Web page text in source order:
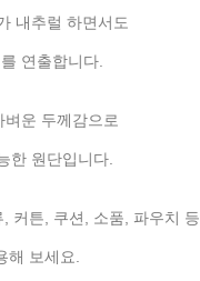
내추럴 하면서도
연출합니다.
운 두께감으로
한 원단입니다.
커튼, 쿠션, 소품, 파우치 등
해 보세요.